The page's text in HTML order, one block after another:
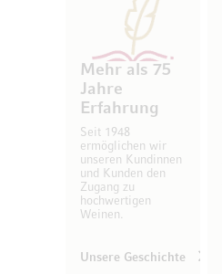
Mehr als 75
Jahre
Erfahrung
Seit 1948
ermöglichen wir
unseren Kundinnen
und Kunden den
Zugang zu
hochwertigen
Weinen.
Unsere Geschichte